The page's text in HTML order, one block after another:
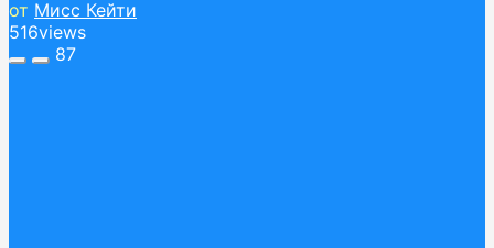
от Мисс Кейти
516views
87